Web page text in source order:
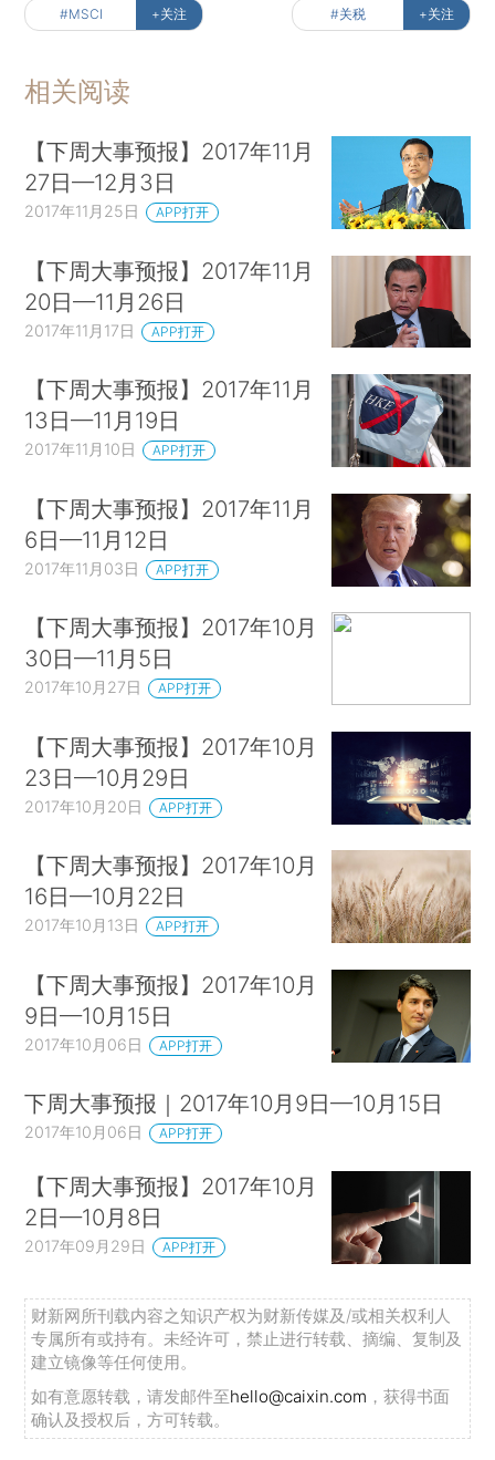
#MSCI +关注 #关税 +关注
相关阅读
【下周大事预报】2017年11月
27日—12月3日
2017年11月25日 APP打开
【下周大事预报】2017年11月
20日—11月26日
2017年11月17日 APP打开
【下周大事预报】2017年11月
13日—11月19日
2017年11月10日 APP打开
【下周大事预报】2017年11月
6日—11月12日
2017年11月03日 APP打开
【下周大事预报】2017年10月
30日—11月5日
2017年10月27日 APP打开
【下周大事预报】2017年10月
23日—10月29日
2017年10月20日 APP打开
【下周大事预报】2017年10月
16日—10月22日
2017年10月13日 APP打开
【下周大事预报】2017年10月
9日—10月15日
2017年10月06日 APP打开
下周大事预报｜2017年10月9日—10月15日
2017年10月06日 APP打开
【下周大事预报】2017年10月
2日—10月8日
2017年09月29日 APP打开
财新网所刊载内容之知识产权为财新传媒及/或相关权利人
专属所有或持有。未经许可，禁止进行转载、摘编、复制及
建立镜像等任何使用。
如有意愿转载，请发邮件至hello@caixin.com ，获得书面
确认及授权后，方可转载。